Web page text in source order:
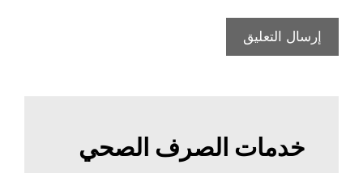
خدمات الصرف الصحي